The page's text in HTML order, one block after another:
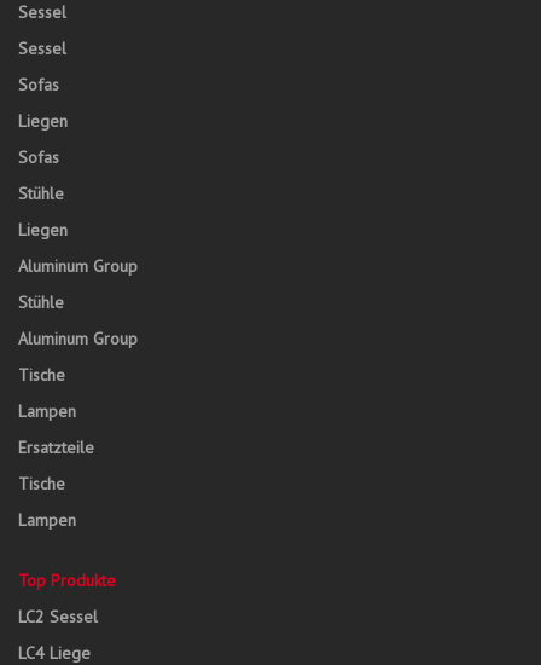
Sessel
Sessel
Sofas
Liegen
Sofas
Stühle
Liegen
Aluminum Group
Stühle
Aluminum Group
Tische
Lampen
Ersatzteile
Tische
Lampen
Top Produkte
LC2 Sessel
LC4 Liege